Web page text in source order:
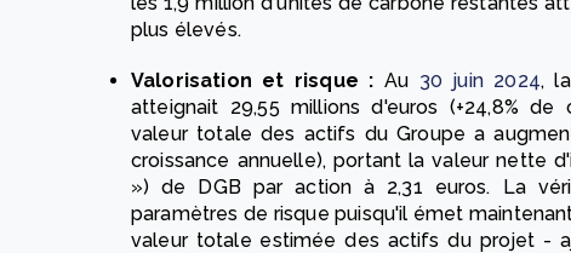
plus élevés.
Valorisation et risque : Au 30 juin 2024,
atteignait 29,55 millions d'euros (+24,8%
valeur totale des actifs du Groupe a
croissance annuelle), portant la valeur nette
») de DGB par action à 2,31 euros. La
paramètres de risque puisqu'il émet
valeur totale estimée des actifs du projet -